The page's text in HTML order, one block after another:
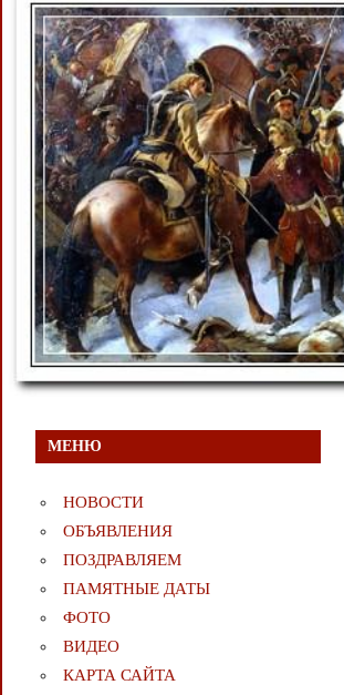
МЕНЮ
НОВОСТИ
ОБЪЯВЛЕНИЯ
ПОЗДРАВЛЯЕМ
ПАМЯТНЫЕ ДАТЫ
ФОТО
ВИДЕО
КАРТА САЙТА